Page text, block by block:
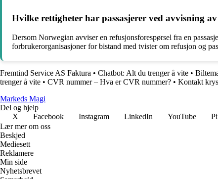
Hvilke rettigheter har passasjerer ved avvisning
Dersom Norwegian avviser en refusjonsforespørsel fra en
forbrukerorganisasjoner for bistand med tvister om refusjon og
Fremtind Service AS Faktura • Chatbot: Alt du trenger å vite •
trenger å vite • CVR nummer – Hva er CVR nummer? • Kontakt
Markeds Magi
Del og hjelp
X
Facebook Instagram LinkedIn YouTube
Lær mer om oss
Beskjed
Mediesett
Reklamere
Min side
Nyhetsbrevet